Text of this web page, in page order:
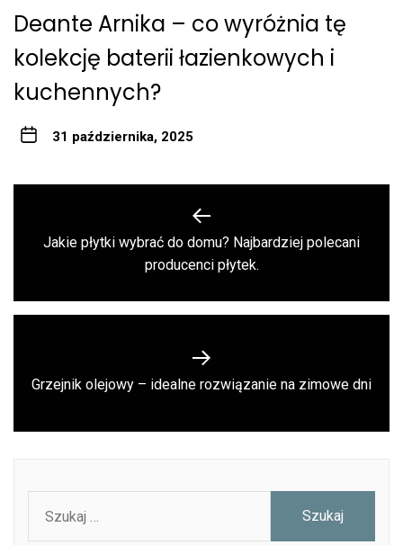
Deante Arnika – co wyróżnia tę
kolekcję baterii łazienkowych i
kuchennych?
31 października, 2025
wpisu
Previous
post:
Jakie płytki wybrać do domu? Najbardziej polecani
producenci płytek.
Next
Grzejnik olejowy – idealne rozwiązanie na zimowe dni